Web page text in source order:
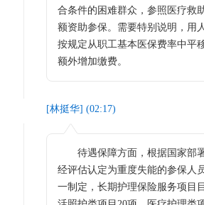
合条件的困难群众，参照医疗救
额资助参保。需要特别说明，用
按规定从职工基本医保费率中平
额外增加缴费。
[林挺华] (02:17)
待遇保障方面，根据国家部
经评估认定为重度失能的参保人
一制定，长期护理保险服务项目